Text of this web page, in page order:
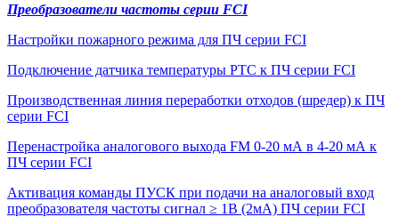
Преобразователи частоты серии FCI
Настройки пожарного режима для ПЧ серии FCI
Подключение датчика температуры РТС к ПЧ серии FCI
Производственная линия переработки отходов (шредер) к ПЧ
серии FCI
Перенастройка аналогового выхода FM 0-20 мА в 4-20 мА к
ПЧ серии FCI
Активация команды ПУСК при подачи на аналоговый вход
преобразователя частоты сигнал ≥ 1В (2мА) ПЧ серии FCI